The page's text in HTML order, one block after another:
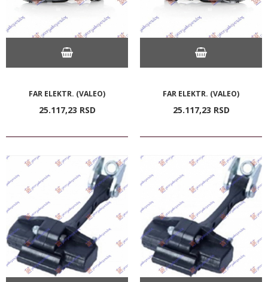
FAR ELEKTR. (VALEO)
25.117,23 RSD
FAR ELEKTR. (VALEO)
25.117,23 RSD